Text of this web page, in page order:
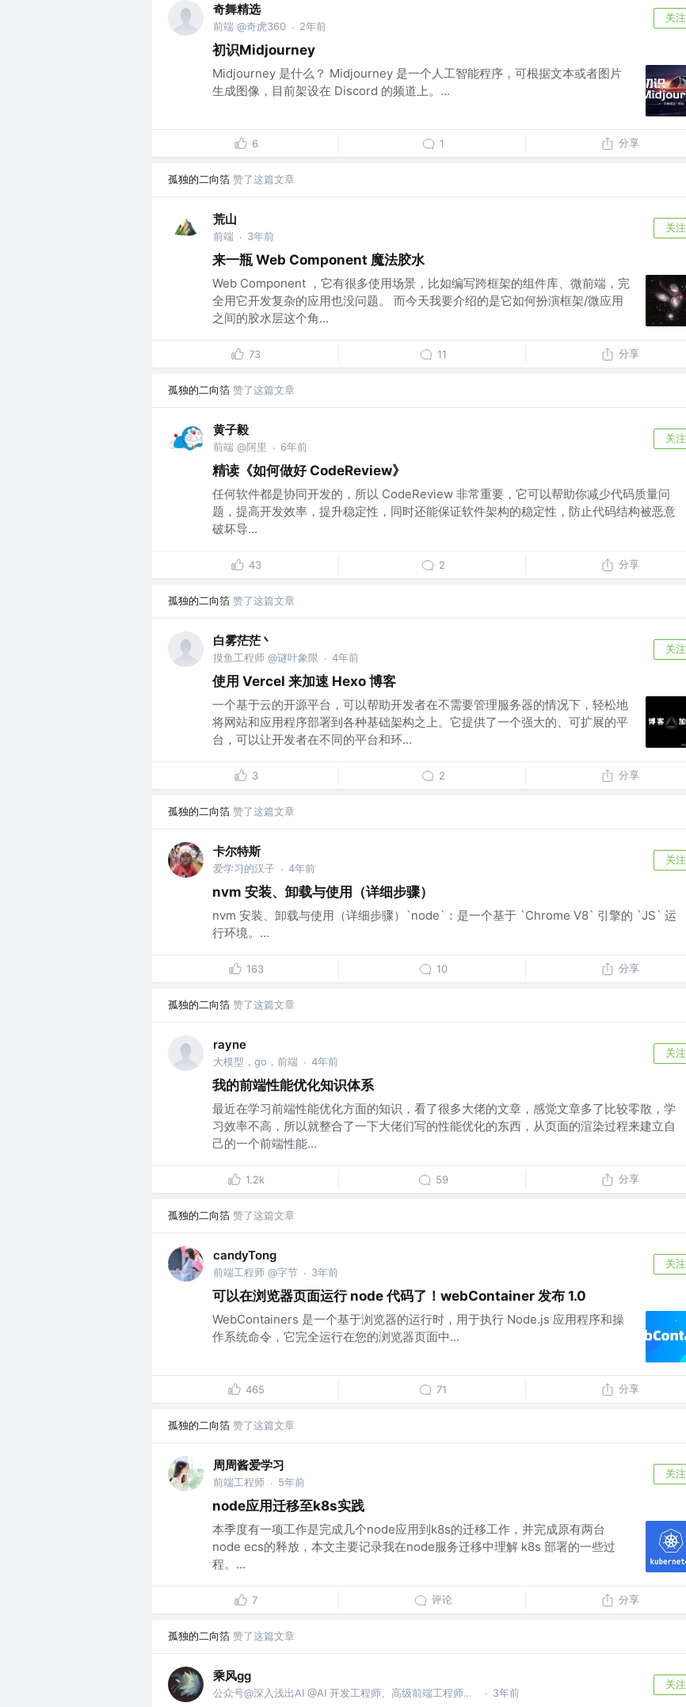
奇舞精选
前端 @奇虎360 · 2年前
关注
初识Midjourney
Midjourney 是什么？ Midjourney 是一个人工智能程序，可根据文本或者图片
生成图像，目前架设在 Discord 的频道上。...
6 1 分享
孤独的二向箔 赞了这篇文章
荒山
前端 · 3年前
关注
来一瓶 Web Component 魔法胶水
Web Component ，它有很多使用场景，比如编写跨框架的组件库、微前端，完
全用它开发复杂的应用也没问题。 而今天我要介绍的是它如何扮演框架/微应用
之间的胶水层这个角...
73 11 分享
孤独的二向箔 赞了这篇文章
黄子毅
前端 @阿里 · 6年前
关注
精读《如何做好 CodeReview》
任何软件都是协同开发的，所以 CodeReview 非常重要，它可以帮助你减少代码质量问
题，提高开发效率，提升稳定性，同时还能保证软件架构的稳定性，防止代码结构被恶意
破坏导...
43 2 分享
孤独的二向箔 赞了这篇文章
白雾茫茫丶
摸鱼工程师 @谜叶象限 · 4年前
关注
使用 Vercel 来加速 Hexo 博客
一个基于云的开源平台，可以帮助开发者在不需要管理服务器的情况下，轻松地
将网站和应用程序部署到各种基础架构之上。它提供了一个强大的、可扩展的平
台，可以让开发者在不同的平台和环...
3 2 分享
孤独的二向箔 赞了这篇文章
卡尔特斯
爱学习的汉子 · 4年前
关注
nvm 安装、卸载与使用（详细步骤）
nvm 安装、卸载与使用（详细步骤）`node`：是一个基于 `Chrome V8` 引擎的 `JS` 运
行环境。...
163 10 分享
孤独的二向箔 赞了这篇文章
rayne
大模型，go，前端 · 4年前
关注
我的前端性能优化知识体系
最近在学习前端性能优化方面的知识，看了很多大佬的文章，感觉文章多了比较零散，学
习效率不高，所以就整合了一下大佬们写的性能优化的东西，从页面的渲染过程来建立自
己的一个前端性能...
1.2k 59 分享
孤独的二向箔 赞了这篇文章
candyTong
前端工程师 @字节 · 3年前
关注
可以在浏览器页面运行 node 代码了！webContainer 发布 1.0
WebContainers 是一个基于浏览器的运行时，用于执行 Node.js 应用程序和操
作系统命令，它完全运行在您的浏览器页面中...
465 71 分享
孤独的二向箔 赞了这篇文章
周周酱爱学习
前端工程师 · 5年前
关注
node应用迁移至k8s实践
本季度有一项工作是完成几个node应用到k8s的迁移工作，并完成原有两台
node ecs的释放，本文主要记录我在node服务迁移中理解 k8s 部署的一些过
程。...
7 评论 分享
孤独的二向箔 赞了这篇文章
乘风gg
公众号@深入浅出AI @AI 开发工程师、高级前端工程师、SM · 3年前
关注